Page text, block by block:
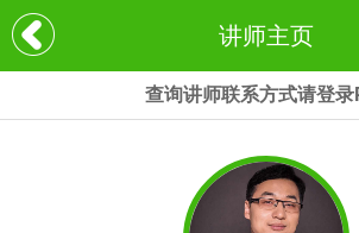
讲师主页
查询讲师联系方式请登录